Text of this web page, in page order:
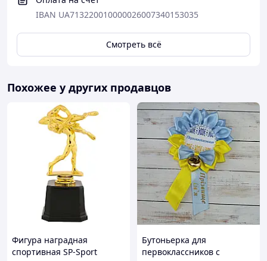
IBAN UA713220010000026007340153035
Смотреть всё
Похожее у других продавцов
Фигура наградная
спортивная SP-Sport
Бутоньерка для
первоклассников с